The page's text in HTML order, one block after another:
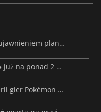
MARVEL Tōkon debiutuje wraz z ujawnieniem planu rozwoju na pierwszy rok
Resident Evil: Veronica znalazł się już na ponad 2 milionach list życzeń
Beast of Reincarnation: twórcy serii gier Pokémon wkraczają na nową ścieżkę